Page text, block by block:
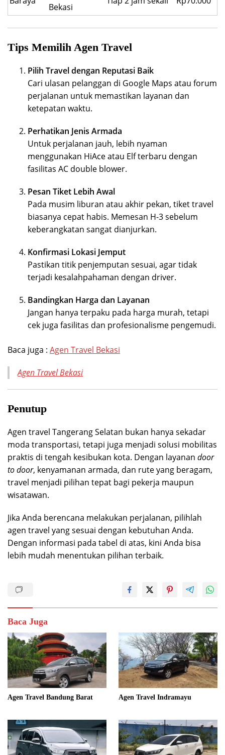
Bekasi
Tips Memilih Agen Travel
Pilih Travel dengan Reputasi Baik
Cari ulasan pelanggan di Google Maps atau forum
perjalanan untuk memastikan layanan dan
ketepatan waktu.
Perhatikan Jenis Armada
Untuk perjalanan jauh, lebih nyaman
menggunakan HiAce atau Elf terbaru dengan
fasilitas AC double blower.
Pesan Tiket Lebih Awal
Pada musim liburan atau akhir pekan, tiket travel
biasanya cepat habis. Memesan H-3 sebelum
keberangkatan sangat dianjurkan.
Konfirmasi Lokasi Jemput
Pastikan titik penjemputan sesuai, agar tidak
terjadi kesalahpahaman dengan driver.
Bandingkan Harga dan Layanan
Jangan hanya terpaku pada harga murah, tetapi
cek juga fasilitas dan profesionalisme pengemudi.
Baca juga : Agen Travel Bekasi
Agen Travel Bekasi
Penutup
Agen travel Tangerang Selatan bukan hanya sekadar
moda transportasi, tetapi juga menjadi solusi mobilitas
praktis di tengah kesibukan kota. Dengan layanan door
to door, kenyamanan armada, dan rute yang beragam,
travel menjadi pilihan tepat bagi pekerja maupun
wisatawan.
Jika Anda berencana melakukan perjalanan, pilihlah
agen travel yang sesuai dengan kebutuhan Anda.
Dengan informasi pada tabel di atas, kini Anda bisa
lebih mudah menentukan pilihan terbaik.
Baca Juga
Agen Travel Bandung Barat Agen Travel Indramayu